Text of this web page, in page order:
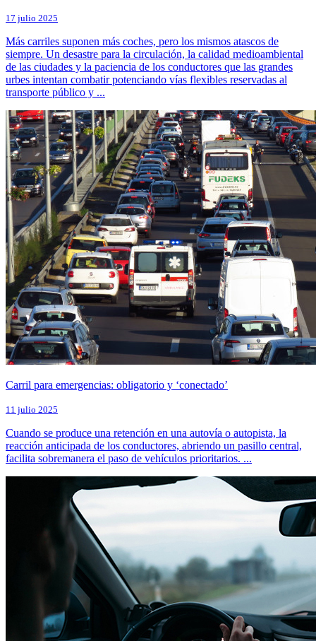
17 julio 2025
Más carriles suponen más coches, pero los mismos atascos de
siempre. Un desastre para la circulación, la calidad medioambiental
de las ciudades y la paciencia de los conductores que las grandes
urbes intentan combatir potenciando vías flexibles reservadas al
transporte público y ...
Carril para emergencias: obligatorio y ‘conectado’
11 julio 2025
Cuando se produce una retención en una autovía o autopista, la
reacción anticipada de los conductores, abriendo un pasillo central,
facilita sobremanera el paso de vehículos prioritarios. ...